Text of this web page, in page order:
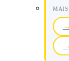
MAIS